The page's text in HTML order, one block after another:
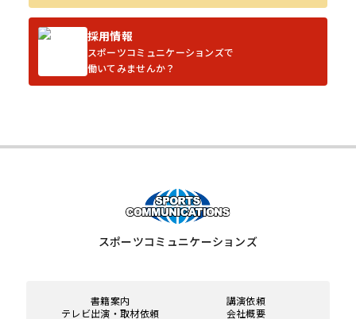
採用情報
スポーツコミュニケーションズで
働いてみませんか？
スポーツコミュニケーションズ
書籍案内
講演依頼
テレビ出演・取材依頼
会社概要